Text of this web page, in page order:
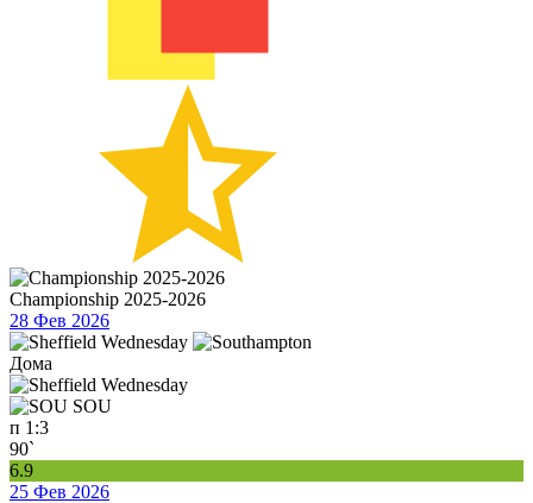
Championship 2025-2026
28 Фев 2026
Дома
SOU
п 1:3
90`
6.9
25 Фев 2026